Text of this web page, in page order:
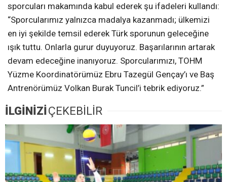
sporcuları makamında kabul ederek şu ifadeleri kullandı:
“Sporcularımız yalnızca madalya kazanmadı; ülkemizi
en iyi şekilde temsil ederek Türk sporunun geleceğine
ışık tuttu. Onlarla gurur duyuyoruz. Başarılarının artarak
devam edeceğine inanıyoruz. Sporcularımızı, TOHM
Yüzme Koordinatörümüz Ebru Tazegül Gençay’ı ve Baş
Antrenörümüz Volkan Burak Tuncil’i tebrik ediyoruz.”
İLGİNİZİÇEKEBİLİR